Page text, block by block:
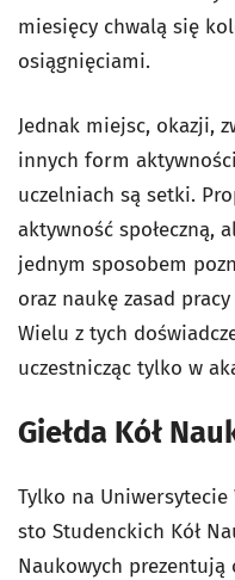
miesięcy chwalą się
osiągnięciami.
Jednak miejsc, okazji,
innych form
uczelniach są setki.
aktywność społeczną,
jednym sposobem
oraz naukę zasad
Wielu z tych
uczestnicząc tylko w
Giełda Kół
Tylko na
sto Studenckich Kół
Naukowych prezentują